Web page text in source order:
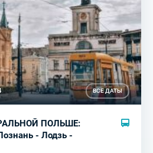
ВСЕ ДАТЫ
ПОЛЬШЕ:
- Лодзь -